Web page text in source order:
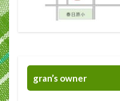
gran’s owner